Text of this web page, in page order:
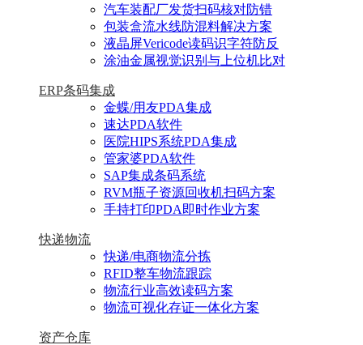
汽车装配厂发货扫码核对防错
包装盒流水线防混料解决方案
液晶屏Vericode读码识字符防反
涂油金属视觉识别与上位机比对
ERP条码集成
金蝶/用友PDA集成
速达PDA软件
医院HIPS系统PDA集成
管家婆PDA软件
SAP集成条码系统
RVM瓶子资源回收机扫码方案
手持打印PDA即时作业方案
快递物流
快递/电商物流分拣
RFID整车物流跟踪
物流行业高效读码方案
物流可视化存证一体化方案
资产仓库